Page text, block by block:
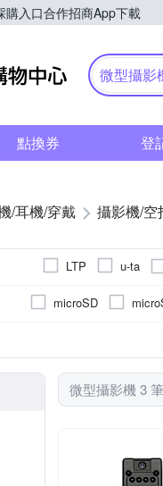
購入口合作招商App下載
Yahoo購物中
微型攝影
點換券 登
/耳機/穿戴 攝影機/空
LTP u-ta
microSD
微型攝影機 3